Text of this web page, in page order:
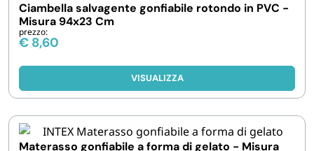
Ciambella salvagente gonfiabile rotondo in PVC -
Misura 94x23 Cm
prezzo:
€ 8,60
VISUALIZZA
Materasso gonfiabile a forma di gelato - Misura